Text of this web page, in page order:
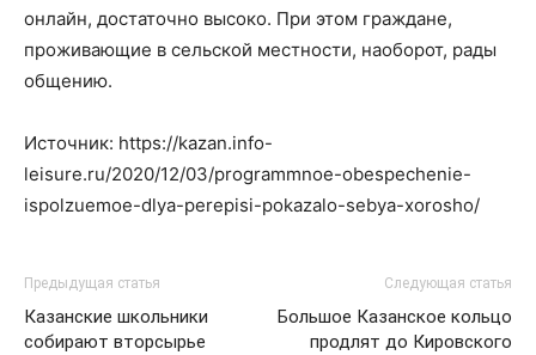
онлайн, достаточно высоко. При этом граждане,
проживающие в сельской местности, наоборот, рады
общению.
Источник: https://kazan.info-
leisure.ru/2020/12/03/programmnoe-obespechenie-
ispolzuemoe-dlya-perepisi-pokazalo-sebya-xorosho/
Предыдущая статья
Казанские школьники
собирают вторсырье
Следующая статья
Большое Казанское кольцо
продлят до Кировского